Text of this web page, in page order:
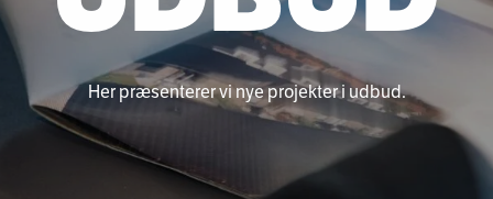
Her præsenterer vi nye projekter i udbud.